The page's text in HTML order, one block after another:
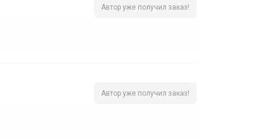
Автор уже получил заказ!
Автор уже получил заказ!